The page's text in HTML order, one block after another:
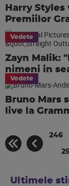
Harry
Premiilor
Vedete
Zayn Malik:
nimeni in
Vedete
Bruno Mars
live la
246
Ultimele